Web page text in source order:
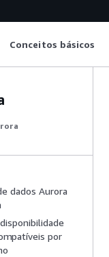
Conceitos básicos
dados Aurora
por